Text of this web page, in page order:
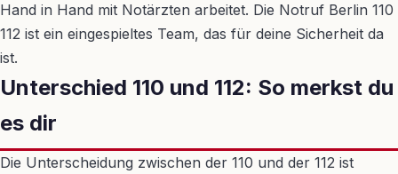
Hand in Hand mit Notärzten arbeitet. Die Notruf Berlin 110
112 ist ein eingespieltes Team, das für deine Sicherheit da
ist.
Unterschied 110 und 112: So merkst du
es dir
Die Unterscheidung zwischen der 110 und der 112 ist